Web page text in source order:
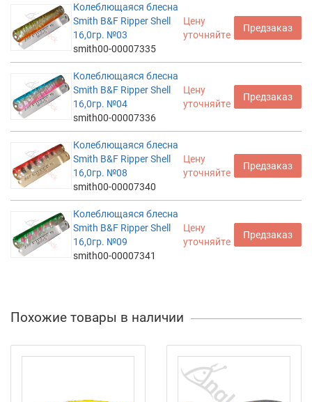
Колеблющаяся блесна
Smith B&F Ripper Shell
16,0гр. №03
smith00-00007335
Цену
уточняйте
Предзаказ
Колеблющаяся блесна
Smith B&F Ripper Shell
16,0гр. №04
smith00-00007336
Цену
уточняйте
Предзаказ
Колеблющаяся блесна
Smith B&F Ripper Shell
16,0гр. №08
smith00-00007340
Цену
уточняйте
Предзаказ
Колеблющаяся блесна
Smith B&F Ripper Shell
16,0гр. №09
smith00-00007341
Цену
уточняйте
Предзаказ
Похожие товары в наличии